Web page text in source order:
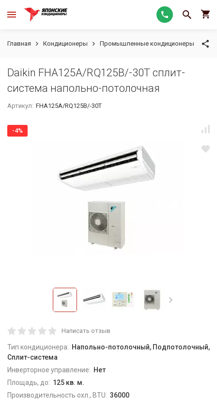
Главная Кондиционеры Промышленные кондиционеры
Daikin FHA125A/RQ125B/-30T сплит-
система напольно-потолочная
Артикул: FHA125A/RQ125B/-30T
-4%
Написать отзыв
Тип кондиционера: Напольно-потолочный, Подпотолочный,
Сплит-система
Инверторное управление: Нет
Площадь, до: 125 кв. м.
Производительность охл., BTU: 36000